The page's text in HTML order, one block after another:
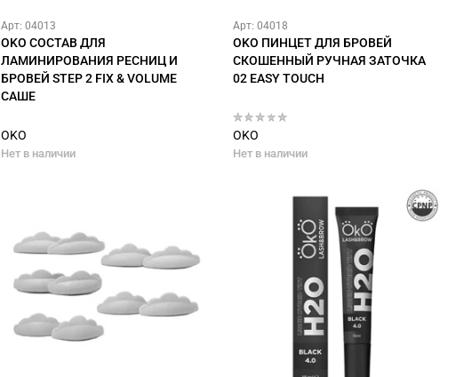
Арт: 04013
OKO СОСТАВ ДЛЯ
ЛАМИНИРОВАНИЯ РЕСНИЦ И
БРОВЕЙ STEP 2 FIX & VOLUME
САШЕ
OKO
Нет в наличии
Арт: 04018
OKO ПИНЦЕТ ДЛЯ БРОВЕЙ
СКОШЕННЫЙ РУЧНАЯ ЗАТОЧКА
02 EASY TOUCH
OKO
Нет в наличии